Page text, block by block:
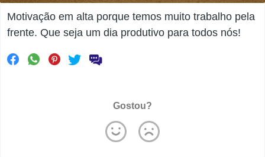
Motivação em alta porque temos muito trabalho pela
frente. Que seja um dia produtivo para todos nós!
Gostou?